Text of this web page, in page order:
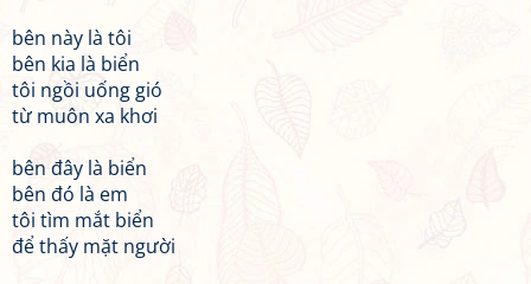
bên này là tôi
bên kia là biển
tôi ngồi uống gió
từ muôn xa khơi
bên đây là biển
bên đó là em
tôi tìm mắt biển
để thấy mặt người